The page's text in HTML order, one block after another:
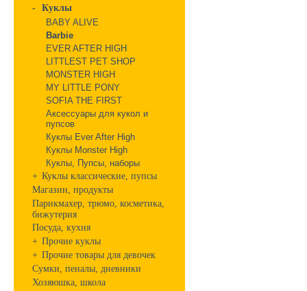
- Куклы
BABY ALIVE
Barbie
EVER AFTER HIGH
LITTLEST PET SHOP
MONSTER HIGH
MY LITTLE PONY
SOFIA THE FIRST
Аксессуары для кукол и
пупсов
Куклы Ever After High
Куклы Monster High
Куклы, Пупсы, наборы
+ Куклы классические, пупсы
Магазин, продукты
Парикмахер, трюмо, косметика,
бижутерия
Посуда, кухня
+ Прочие куклы
+ Прочие товары для девочек
Сумки, пеналы, дневники
Хозяюшка, школа